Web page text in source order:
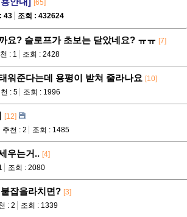
[65]
43 조회 : 432624
요? 슬로프가 초보는 닫았네요? ㅠㅠ [7]
: 1 조회 : 2428
워준다는데 용평이 받쳐 줄라나요 [10]
: 5 조회 : 1996
[12]
추천 : 2 조회 : 1485
우는거.. [4]
조회 : 2080
잡을라치면? [3]
: 2 조회 : 1339